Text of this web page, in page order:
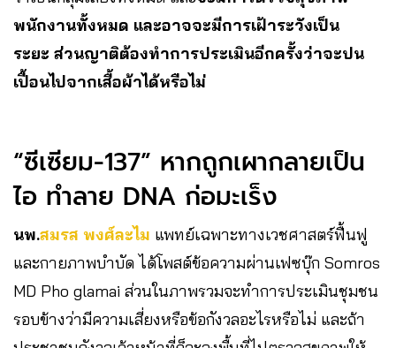
พนักงานทั้งหมด และอาจจะมีการเฝ้าระวังเป็น
ระยะ ส่วนญาติต้องทำการประเมินอีกครั้งว่าจะปน
เปื้อนไปจากเสื้อผ้าได้หรือไม่
“ซีเซียม-137” หากถูกเผากลายเป็น
ไอ ทำลาย DNA ก่อมะเร็ง
นพ.สมรส พงศ์ละไม แพทย์เฉพาะทางเวชศาสตร์ฟื้นฟู
และกายภาพบำบัด ได้โพสต์ข้อความผ่านเฟซบุ๊ก Somros
MD Pho glamai ส่วนในภาพรวมจะทำการประเมินชุมชน
รอบข้างว่ามีความเสี่ยงหรือข้อกังวลอะไรหรือไม่ และถ้า